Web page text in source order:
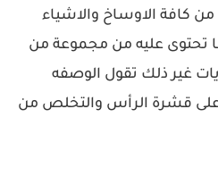
كافة الاوساخ والاشياء
تحتوى عليه من مجموعة من
غير ذلك تقول الوصفه
على قشرة الرأس والتخلص من